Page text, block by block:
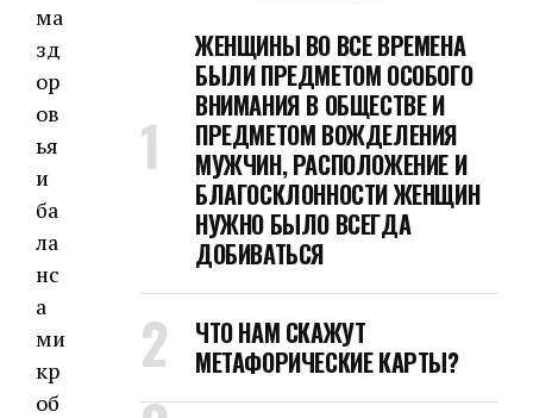
ма
зд
ор
ов
ья
и
ба
ла
нс
а
ми
кр
об
ЖЕНЩИНЫ ВО ВСЕ ВРЕМЕНА
БЫЛИ ПРЕДМЕТОМ ОСОБОГО
ВНИМАНИЯ В ОБЩЕСТВЕ И
ПРЕДМЕТОМ ВОЖДЕЛЕНИЯ
МУЖЧИН, РАСПОЛОЖЕНИЕ И
БЛАГОСКЛОННОСТИ ЖЕНЩИН
НУЖНО БЫЛО ВСЕГДА
ДОБИВАТЬСЯ
ЧТО НАМ СКАЖУТ
МЕТАФОРИЧЕСКИЕ КАРТЫ?